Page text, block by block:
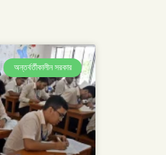
অন্তর্বর্তীকালীন সরকার